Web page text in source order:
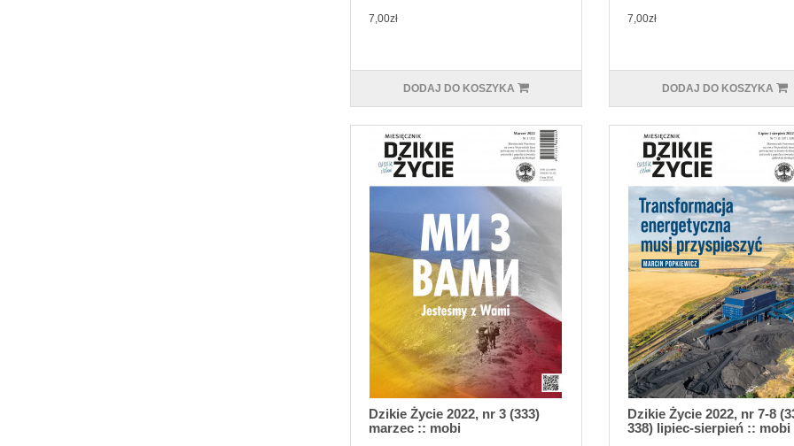
7,00zł
DODAJ DO KOSZYKA
7,00zł
DODAJ DO KOSZYKA
Dzikie Życie 2022, nr 3 (333)
marzec :: mobi
Dzikie Życie 2022, nr 7-8
338) lipiec-sierpień :: mobi